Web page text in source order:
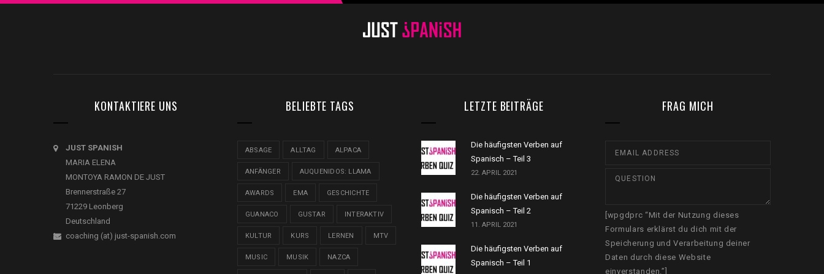
KONTAKTIERE UNS
JUST SPANISH
MARIA ELENA
MONTOYA RAMON DE JUST
Brennerstraße 27
71229 Leonberg
Deutschland
coaching (at) just-spanish.com
BELIEBTE TAGS
ABSAGE ALLTAG ALPACA
ANFÄNGER AUQUENIDOS: LLAMA
AWARDS EMA GESCHICHTE
GUANACO GUSTAR INTERAKTIV
KULTUR KURS LERNEN MTV
MUSIC MUSIK NAZCA
LETZTE BEITRÄGE
Die häufigsten Verben auf
Spanisch – Teil 3
22. APRIL 2021
Die häufigsten Verben auf
Spanisch – Teil 2
11. APRIL 2021
Die häufigsten Verben auf
Spanisch – Teil 1
FRAG MICH
[wpgdprc “Mit der Nutzung dieses
Formulars erklärst du dich mit der
Speicherung und Verarbeitung deiner
Daten durch diese Website
einverstanden.”]